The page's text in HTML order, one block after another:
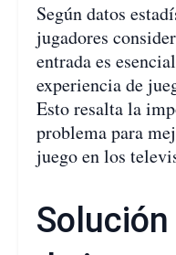
Según datos
jugadores
entrada es
experiencia de
Esto resalta la
problema para
juego en los